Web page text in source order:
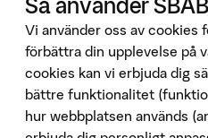
Booli
Booli Pro
Hittamäklare
Developer Portal
Följ oss på sociala
Vi använder oss av cookies
förbättra din upplevelse på
cookies kan vi erbjuda dig
bättre funktionalitet
hur webbplatsen används